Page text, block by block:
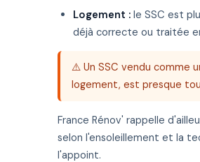
Logement : le SSC est
déjà correcte ou traitée
⚠️ Un SSC vendu comme
logement, est presque
France Rénov' rappelle
selon l'ensoleillement et la
l'appoint.